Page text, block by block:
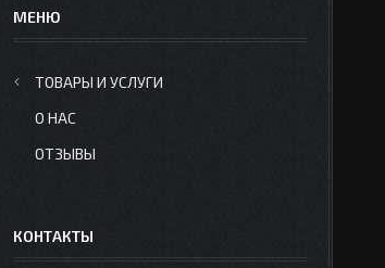
ТОВАРЫ И УСЛУГИ
О НАС
ОТЗЫВЫ
КОНТАКТЫ